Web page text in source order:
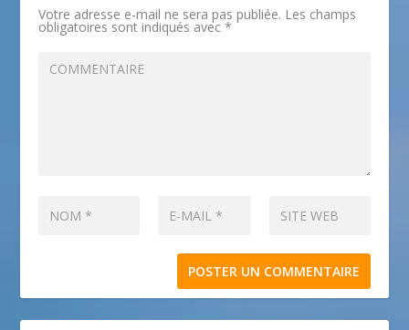
Votre adresse e-mail ne sera pas publiée. Les champs
obligatoires sont indiqués avec*